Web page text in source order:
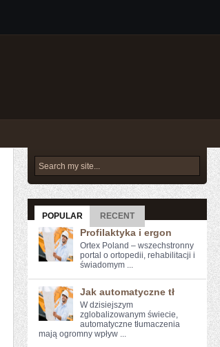
POPULAR RECENT
Profilaktyka i ergon
Ortex Poland – wszechstronny
portal o ortopedii, rehabilitacji i
świadomym ...
Jak automatyczne tł
W‌ dzisiejszym
zglobalizowanym​ świecie,
⁣automatyczne ⁣tłumaczenia
mają ogromny wpływ ...